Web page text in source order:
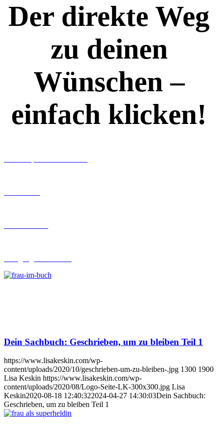
Der direkte Weg
zu deinen
Wünschen –
einfach klicken!
Dein Sachbuch: Geschrieben, um zu bleiben Teil 1
https://www.lisakeskin.com/wp-
content/uploads/2020/10/geschrieben-um-zu-bleiben-.jpg 1300 1900
Lisa Keskin https://www.lisakeskin.com/wp-
content/uploads/2020/08/Logo-Seite-LK-300x300.jpg Lisa
Keskin2020-08-18 12:40:322024-04-27 14:30:03Dein Sachbuch:
Geschrieben, um zu bleiben Teil 1